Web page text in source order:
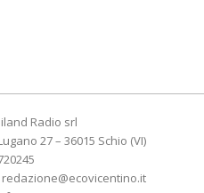
Radio srl
27 – 36015 Schio (VI)
redazione@ecovicentino.it